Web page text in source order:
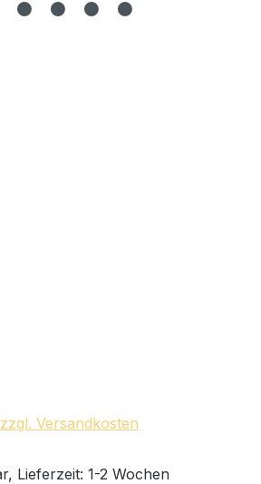
Versandkosten
Lieferzeit: 1-2 Wochen